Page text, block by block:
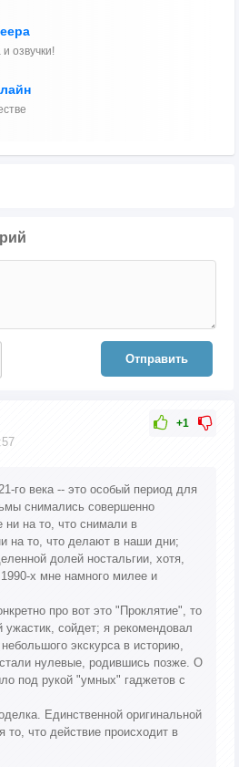
озвучки!
Отправить
+1
го века -- это особый период для
снимались совершенно
на то, что снимали в
на то, что делают в наши дни;
долей ностальгии, хотя,
х мне намного милее и
про вот это "Проклятие", то
сойдет; я рекомендовал
экскурса в историю,
нулевые, родившись позже. О
под рукой "умных" гаджетов с
Единственной оригинальной
то, что действие происходит в